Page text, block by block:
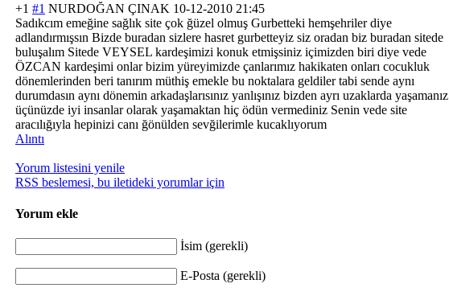
+1 #1 NURDOĞAN ÇINAK 10-12-2010 21:45
Sadıkcım emeğine sağlık site çok ğüzel olmuş Gurbetteki hemşehriler diye
adlandırmışsın Bizde buradan sizlere hasret gurbetteyiz siz oradan biz buradan sitede
buluşalım Sitede VEYSEL kardeşimizi konuk etmişsiniz içimizden biri diye vede
ÖZCAN kardeşimi onlar bizim yüreyimizde çanlarımız hakikaten onları cocukluk
dönemlerinden beri tanırım müthiş emekle bu noktalara geldiler tabi sende aynı
durumdasın aynı dönemin arkadaşlarısınız yanlışınız bizden ayrı uzaklarda yaşamanız
üçünüzde iyi insanlar olarak yaşamaktan hiç ödün vermediniz Senin vede site
aracılığıyla hepinizi canı ğönülden sevğilerimle kucaklıyorum
Alıntı
Yorum listesini yenile
RSS beslemesi, bu iletideki yorumlar için
Yorum ekle
İsim (gerekli)
E-Posta (gerekli)